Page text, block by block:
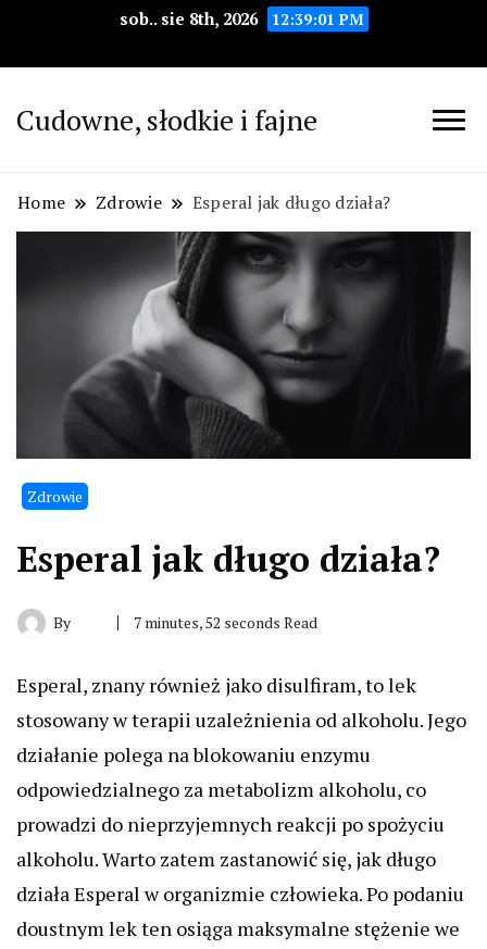
sob.. sie 8th, 2026 12:39:03 PM
Cudowne, słodkie i fajne
Home Zdrowie Esperal jak długo działa?
Zdrowie
Esperal jak długo działa?
By 7 minutes, 52 seconds Read
Esperal, znany również jako disulfiram, to lek
stosowany w terapii uzależnienia od alkoholu. Jego
działanie polega na blokowaniu enzymu
odpowiedzialnego za metabolizm alkoholu, co
prowadzi do nieprzyjemnych reakcji po spożyciu
alkoholu. Warto zatem zastanowić się, jak długo
działa Esperal w organizmie człowieka. Po podaniu
doustnym lek ten osiąga maksymalne stężenie we